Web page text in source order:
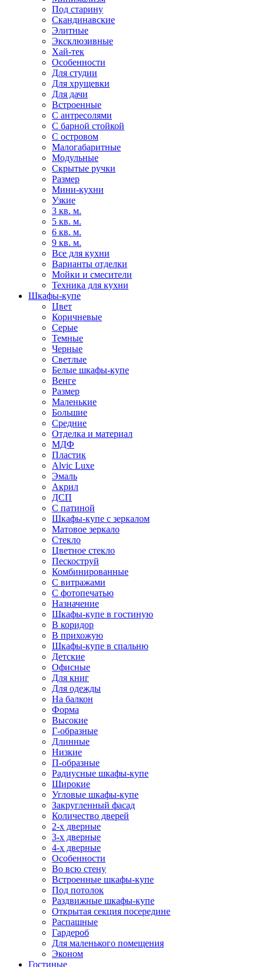
Под старину
Скандинавские
Элитные
Эксклюзивные
Хай-тек
Особенности
Для студии
Для хрущевки
Для дачи
Встроенные
С антресолями
С барной стойкой
С островом
Малогабаритные
Модульные
Скрытые ручки
Размер
Мини-кухни
Узкие
3 кв. м.
5 кв. м.
6 кв. м.
9 кв. м.
Все для кухни
Варианты отделки
Мойки и смесители
Техника для кухни
Шкафы-купе
Цвет
Коричневые
Серые
Темные
Черные
Светлые
Белые шкафы-купе
Венге
Размер
Маленькие
Большие
Средние
Отделка и материал
МДФ
Пластик
Alvic Luxe
Эмаль
Акрил
ДСП
С патиной
Шкафы-купе с зеркалом
Матовое зеркало
Стекло
Цветное стекло
Пескоструй
Комбинированные
С витражами
С фотопечатью
Назначение
Шкафы-купе в гостиную
В коридор
В прихожую
Шкафы-купе в спальню
Детские
Офисные
Для книг
Для одежды
На балкон
Форма
Высокие
Г-образные
Длинные
Низкие
П-образные
Радиусные шкафы-купе
Широкие
Угловые шкафы-купе
Закругленный фасад
Количество дверей
2-х дверные
3-х дверные
4-х дверные
Особенности
Во всю стену
Встроенные шкафы-купе
Под потолок
Раздвижные шкафы-купе
Открытая секция посередине
Распашные
Гардероб
Для маленького помещения
Эконом
Гостиные